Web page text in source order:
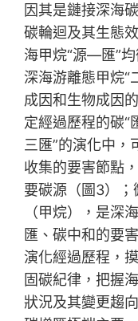
因其是鏈接深海
碳輪迴及其生態
海甲烷“源—匯”
深海游離態甲烷“
成因和生物成因
定經過歷程的碳“
三匯”的演化中，
收集的要害節點
要碳源（圖3）
（甲烷），是深
匯、碳中和的要
演化經過歷程，
固碳紀律，把握
狀況及其變更趨